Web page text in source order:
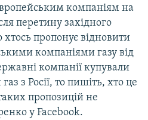
компаніям на
перетину західного
пропонує відновити
компаніями газу від
компанії купували
з Росії, то пишіть, хто це
пропозицій не
у Facebook.